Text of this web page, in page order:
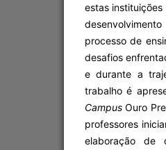
estas
processo de
desafios
e durante a
trabalho é
Campus Ouro
professores
elaboração de